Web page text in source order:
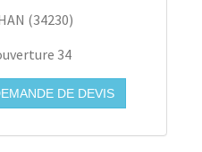
(34230)
34
DE DEVIS